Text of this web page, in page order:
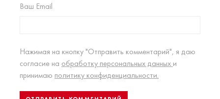
Ваш Email
Нажимая на кнопку "Отправить комментарий", я даю
согласие на обработку персональных данных и
принимаю политику конфиденциальности.